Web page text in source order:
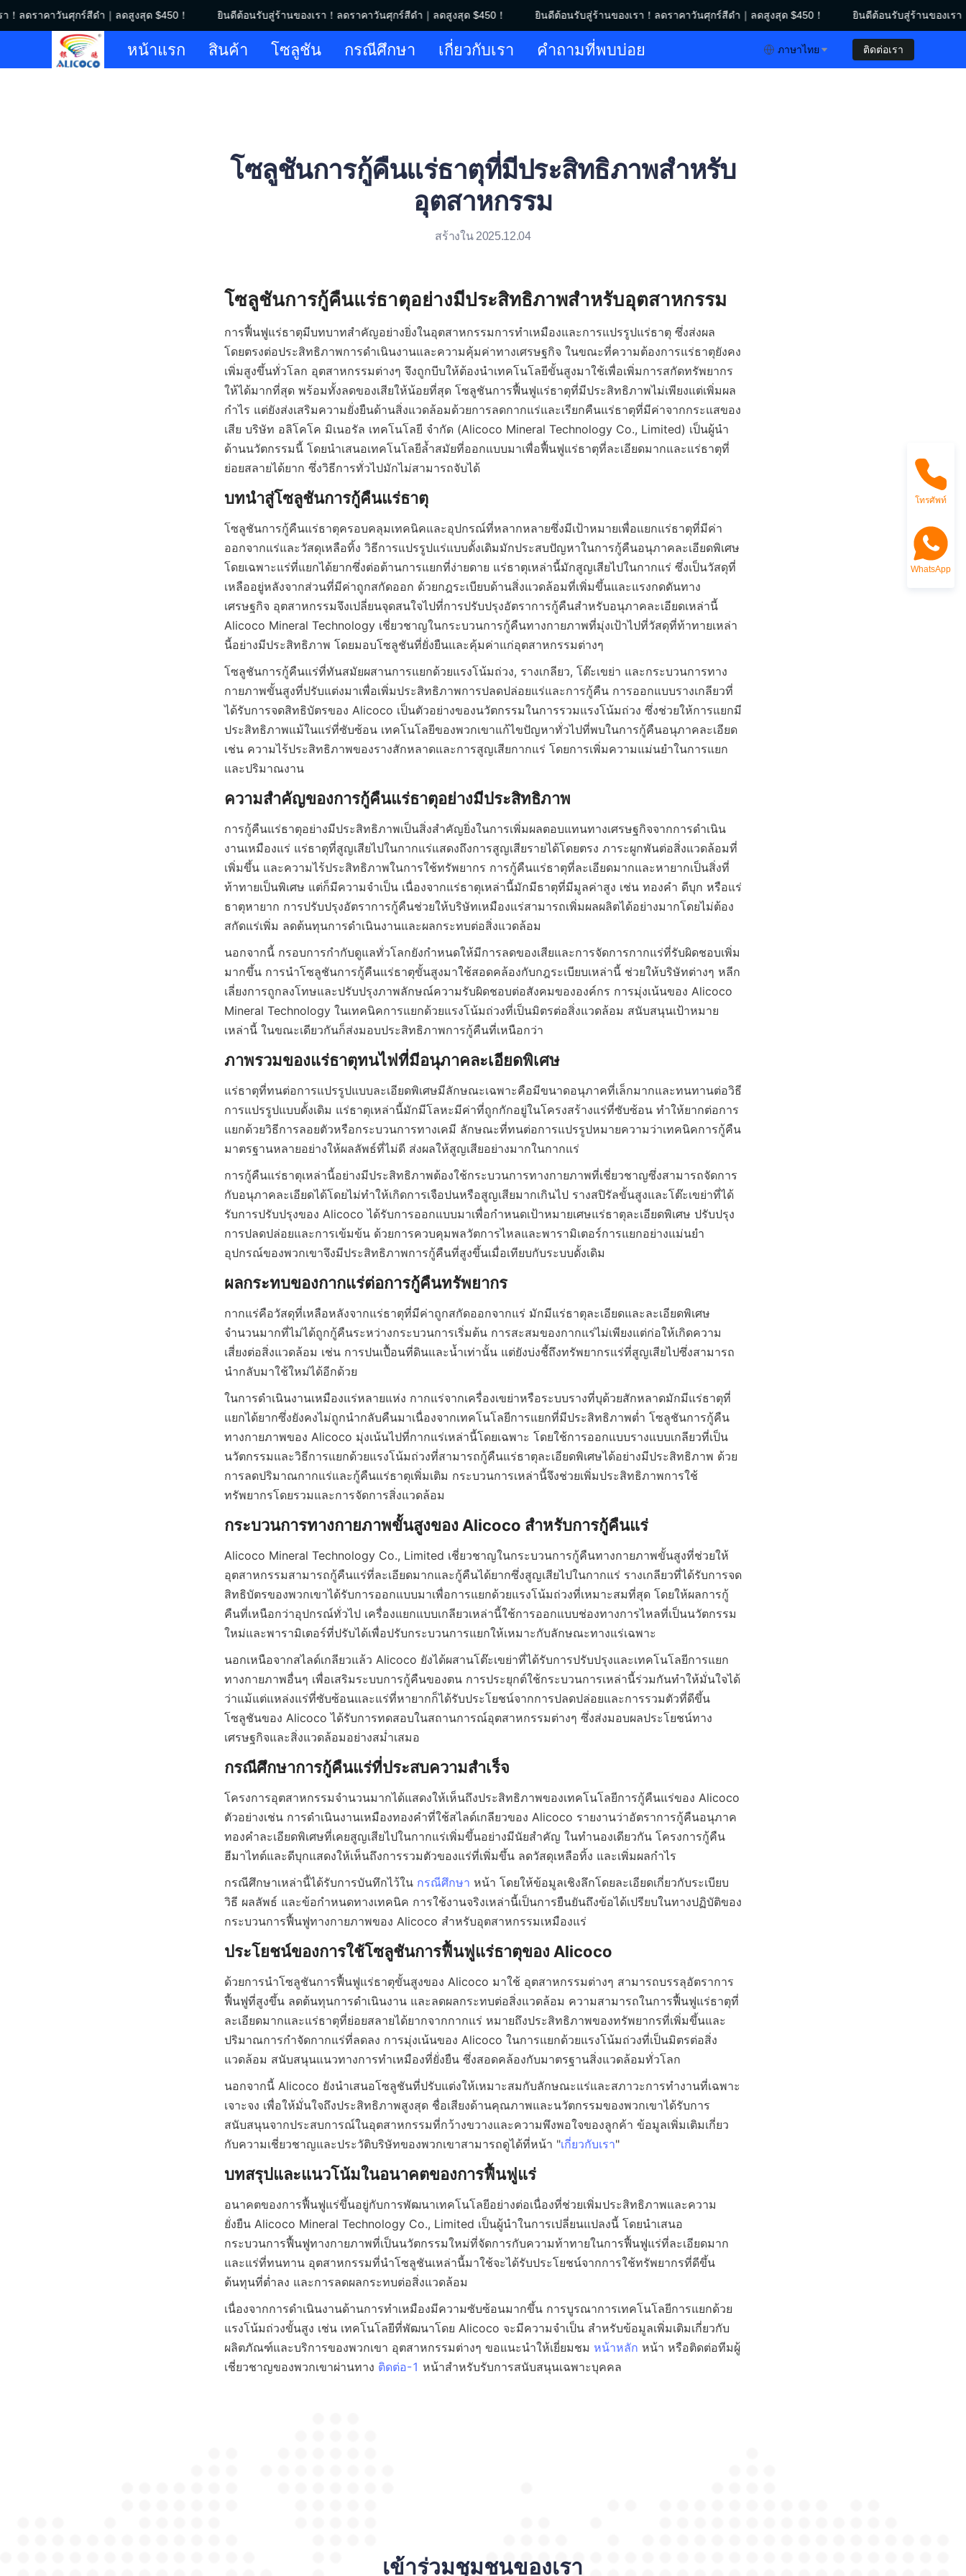
ลดราคาวันศุกร์สีดำ｜ลดสูงสุด $450！ ยินดีต้อนรับสู่ร้านของเรา！ลดราคาวันศุกร์สีดำ｜ลดสูงสุด $450！ ยินดีต้อนรับสู่ร้านของเรา！ลดราคาวันศุกร์สีดำ｜ลดสูงสุด $450！
ยินดีต้อนรับสู่ร้านของเรา
ยินดีต้อนรับสู่ร้านของเรา！ลดราคาวันศุกร์สีดำ｜ลดสูงสุด $450！
หน้าแรก สินค้า โซลูชัน กรณีศึกษา เกี่ยวกับเรา คำถามที่พบบ่อย ภาษาไทย ติดต่อเรา
โซลูชันการกู้คืนแร่ธาตุที่มีประสิทธิภาพสำหรับ
อุตสาหกรรม
สร้างใน 2025.12.04
การฟื้นฟูแร่ธาตุมีบทบาทสำคัญอย่างยิ่งในอุตสาหกรรมการทำเหมืองและการแปรรูปแร่ธาตุ ซึ่งส่งผล
โดยตรงต่อประสิทธิภาพการดำเนินงานและความคุ้มค่าทางเศรษฐกิจ ในขณะที่ความต้องการแร่ธาตุยังคง
เพิ่มสูงขึ้นทั่วโลก อุตสาหกรรมต่างๆ จึงถูกบีบให้ต้องนำเทคโนโลยีขั้นสูงมาใช้เพื่อเพิ่มการสกัดทรัพยากร
ให้ได้มากที่สุด พร้อมทั้งลดของเสียให้น้อยที่สุด โซลูชันการฟื้นฟูแร่ธาตุที่มีประสิทธิภาพไม่เพียงแต่เพิ่มผล
กำไร แต่ยังส่งเสริมความยั่งยืนด้านสิ่งแวดล้อมด้วยการลดกากแร่และเรียกคืนแร่ธาตุที่มีค่าจากกระแสของ
เสีย บริษัท อลิโคโค มิเนอรัล เทคโนโลยี จำกัด (Alicoco Mineral Technology Co., Limited) เป็นผู้นำ
ด้านนวัตกรรมนี้ โดยนำเสนอเทคโนโลยีล้ำสมัยที่ออกแบบมาเพื่อฟื้นฟูแร่ธาตุที่ละเอียดมากและแร่ธาตุที่
ย่อยสลายได้ยาก ซึ่งวิธีการทั่วไปมักไม่สามารถจับได้
โซลูชันการกู้คืนแร่ธาตุครอบคลุมเทคนิคและอุปกรณ์ที่หลากหลายซึ่งมีเป้าหมายเพื่อแยกแร่ธาตุที่มีค่า
ออกจากแร่และวัสดุเหลือทิ้ง วิธีการแปรรูปแร่แบบดั้งเดิมมักประสบปัญหาในการกู้คืนอนุภาคละเอียดพิเศษ
โดยเฉพาะแร่ที่แยกได้ยากซึ่งต่อต้านการแยกที่ง่ายดาย แร่ธาตุเหล่านี้มักสูญเสียไปในกากแร่ ซึ่งเป็นวัสดุที่
เหลืออยู่หลังจากส่วนที่มีค่าถูกสกัดออก ด้วยกฎระเบียบด้านสิ่งแวดล้อมที่เพิ่มขึ้นและแรงกดดันทาง
เศรษฐกิจ อุตสาหกรรมจึงเปลี่ยนจุดสนใจไปที่การปรับปรุงอัตราการกู้คืนสำหรับอนุภาคละเอียดเหล่านี้
Alicoco Mineral Technology เชี่ยวชาญในกระบวนการกู้คืนทางกายภาพที่มุ่งเป้าไปที่วัสดุที่ท้าทายเหล่า
นี้อย่างมีประสิทธิภาพ โดยมอบโซลูชันที่ยั่งยืนและคุ้มค่าแก่อุตสาหกรรมต่างๆ
โซลูชันการกู้คืนแร่ที่ทันสมัยผสานการแยกด้วยแรงโน้มถ่วง, รางเกลียว, โต๊ะเขย่า และกระบวนการทาง
กายภาพขั้นสูงที่ปรับแต่งมาเพื่อเพิ่มประสิทธิภาพการปลดปล่อยแร่และการกู้คืน การออกแบบรางเกลียวที่
ได้รับการจดสิทธิบัตรของ Alicoco เป็นตัวอย่างของนวัตกรรมในการรวมแรงโน้มถ่วง ซึ่งช่วยให้การแยกมี
ประสิทธิภาพแม้ในแร่ที่ซับซ้อน เทคโนโลยีของพวกเขาแก้ไขปัญหาทั่วไปที่พบในการกู้คืนอนุภาคละเอียด
เช่น ความไร้ประสิทธิภาพของรางสักหลาดและการสูญเสียกากแร่ โดยการเพิ่มความแม่นยำในการแยก
และปริมาณงาน
การกู้คืนแร่ธาตุอย่างมีประสิทธิภาพเป็นสิ่งสำคัญยิ่งในการเพิ่มผลตอบแทนทางเศรษฐกิจจากการดำเนิน
งานเหมืองแร่ แร่ธาตุที่สูญเสียไปในกากแร่แสดงถึงการสูญเสียรายได้โดยตรง ภาระผูกพันต่อสิ่งแวดล้อมที่
เพิ่มขึ้น และความไร้ประสิทธิภาพในการใช้ทรัพยากร การกู้คืนแร่ธาตุที่ละเอียดมากและหายากเป็นสิ่งที่
ท้าทายเป็นพิเศษ แต่ก็มีความจำเป็น เนื่องจากแร่ธาตุเหล่านี้มักมีธาตุที่มีมูลค่าสูง เช่น ทองคำ ดีบุก หรือแร่
ธาตุหายาก การปรับปรุงอัตราการกู้คืนช่วยให้บริษัทเหมืองแร่สามารถเพิ่มผลผลิตได้อย่างมากโดยไม่ต้อง
สกัดแร่เพิ่ม ลดต้นทุนการดำเนินงานและผลกระทบต่อสิ่งแวดล้อม
นอกจากนี้ กรอบการกำกับดูแลทั่วโลกยังกำหนดให้มีการลดของเสียและการจัดการกากแร่ที่รับผิดชอบเพิ่ม
มากขึ้น การนำโซลูชันการกู้คืนแร่ธาตุขั้นสูงมาใช้สอดคล้องกับกฎระเบียบเหล่านี้ ช่วยให้บริษัทต่างๆ หลีก
เลี่ยงการถูกลงโทษและปรับปรุงภาพลักษณ์ความรับผิดชอบต่อสังคมขององค์กร การมุ่งเน้นของ Alicoco
Mineral Technology ในเทคนิคการแยกด้วยแรงโน้มถ่วงที่เป็นมิตรต่อสิ่งแวดล้อม สนับสนุนเป้าหมาย
แร่ธาตุที่ทนต่อการแปรรูปแบบละเอียดพิเศษมีลักษณะเฉพาะคือมีขนาดอนุภาคที่เล็กมากและทนทานต่อวิธี
การแปรรูปแบบดั้งเดิม แร่ธาตุเหล่านี้มักมีโลหะมีค่าที่ถูกกักอยู่ในโครงสร้างแร่ที่ซับซ้อน ทำให้ยากต่อการ
แยกด้วยวิธีการลอยตัวหรือกระบวนการทางเคมี ลักษณะที่ทนต่อการแปรรูปหมายความว่าเทคนิคการกู้คืน
การกู้คืนแร่ธาตุเหล่านี้อย่างมีประสิทธิภาพต้องใช้กระบวนการทางกายภาพที่เชี่ยวชาญซึ่งสามารถจัดการ
กับอนุภาคละเอียดได้โดยไม่ทำให้เกิดการเจือปนหรือสูญเสียมากเกินไป รางสปิรัลขั้นสูงและโต๊ะเขย่าที่ได้
รับการปรับปรุงของ Alicoco ได้รับการออกแบบมาเพื่อกำหนดเป้าหมายเศษแร่ธาตุละเอียดพิเศษ ปรับปรุง
การปลดปล่อยและการเข้มข้น ด้วยการควบคุมพลวัตการไหลและพารามิเตอร์การแยกอย่างแม่นยำ
กากแร่คือวัสดุที่เหลือหลังจากแร่ธาตุที่มีค่าถูกสกัดออกจากแร่ มักมีแร่ธาตุละเอียดและละเอียดพิเศษ
จำนวนมากที่ไม่ได้ถูกกู้คืนระหว่างกระบวนการเริ่มต้น การสะสมของกากแร่ไม่เพียงแต่ก่อให้เกิดความ
เสี่ยงต่อสิ่งแวดล้อม เช่น การปนเปื้อนที่ดินและน้ำเท่านั้น แต่ยังบ่งชี้ถึงทรัพยากรแร่ที่สูญเสียไปซึ่งสามารถ
ในการดำเนินงานเหมืองแร่หลายแห่ง กากแร่จากเครื่องเขย่าหรือระบบรางที่บุด้วยสักหลาดมักมีแร่ธาตุที่
แยกได้ยากซึ่งยังคงไม่ถูกนำกลับคืนมาเนื่องจากเทคโนโลยีการแยกที่มีประสิทธิภาพต่ำ โซลูชันการกู้คืน
ทางกายภาพของ Alicoco มุ่งเน้นไปที่กากแร่เหล่านี้โดยเฉพาะ โดยใช้การออกแบบรางแบบเกลียวที่เป็น
นวัตกรรมและวิธีการแยกด้วยแรงโน้มถ่วงที่สามารถกู้คืนแร่ธาตุละเอียดพิเศษได้อย่างมีประสิทธิภาพ ด้วย
การลดปริมาณกากแร่และกู้คืนแร่ธาตุเพิ่มเติม กระบวนการเหล่านี้จึงช่วยเพิ่มประสิทธิภาพการใช้
ทรัพยากรโดยรวมและการจัดการสิ่งแวดล้อม
Alicoco Mineral Technology Co., Limited เชี่ยวชาญในกระบวนการกู้คืนทางกายภาพขั้นสูงที่ช่วยให้
อุตสาหกรรมสามารถกู้คืนแร่ที่ละเอียดมากและกู้คืนได้ยากซึ่งสูญเสียไปในกากแร่ รางเกลียวที่ได้รับการจด
สิทธิบัตรของพวกเขาได้รับการออกแบบมาเพื่อการแยกด้วยแรงโน้มถ่วงที่เหมาะสมที่สุด โดยให้ผลการกู้
คืนที่เหนือกว่าอุปกรณ์ทั่วไป เครื่องแยกแบบเกลียวเหล่านี้ใช้การออกแบบช่องทางการไหลที่เป็นนวัตกรรม
นอกเหนือจากสไลด์เกลียวแล้ว Alicoco ยังได้ผสานโต๊ะเขย่าที่ได้รับการปรับปรุงและเทคโนโลยีการแยก
ทางกายภาพอื่นๆ เพื่อเสริมระบบการกู้คืนของตน การประยุกต์ใช้กระบวนการเหล่านี้ร่วมกันทำให้มั่นใจได้
ว่าแม้แต่แหล่งแร่ที่ซับซ้อนและแร่ที่หายากก็ได้รับประโยชน์จากการปลดปล่อยและการรวมตัวที่ดีขึ้น
โซลูชันของ Alicoco ได้รับการทดสอบในสถานการณ์อุตสาหกรรมต่างๆ ซึ่งส่งมอบผลประโยชน์ทาง
โครงการอุตสาหกรรมจำนวนมากได้แสดงให้เห็นถึงประสิทธิภาพของเทคโนโลยีการกู้คืนแร่ของ Alicoco
ตัวอย่างเช่น การดำเนินงานเหมืองทองคำที่ใช้สไลด์เกลียวของ Alicoco รายงานว่าอัตราการกู้คืนอนุภาค
ทองคำละเอียดพิเศษที่เคยสูญเสียไปในกากแร่เพิ่มขึ้นอย่างมีนัยสำคัญ ในทำนองเดียวกัน โครงการกู้คืน
กรณีศึกษาเหล่านี้ได้รับการบันทึกไว้ใน กรณีศึกษา หน้า โดยให้ข้อมูลเชิงลึกโดยละเอียดเกี่ยวกับระเบียบ
วิธี ผลลัพธ์ และข้อกำหนดทางเทคนิค การใช้งานจริงเหล่านี้เป็นการยืนยันถึงข้อได้เปรียบในทางปฏิบัติของ
ด้วยการนำโซลูชันการฟื้นฟูแร่ธาตุขั้นสูงของ Alicoco มาใช้ อุตสาหกรรมต่างๆ สามารถบรรลุอัตราการ
ฟื้นฟูที่สูงขึ้น ลดต้นทุนการดำเนินงาน และลดผลกระทบต่อสิ่งแวดล้อม ความสามารถในการฟื้นฟูแร่ธาตุที่
ละเอียดมากและแร่ธาตุที่ย่อยสลายได้ยากจากกากแร่ หมายถึงประสิทธิภาพของทรัพยากรที่เพิ่มขึ้นและ
ปริมาณการกำจัดกากแร่ที่ลดลง การมุ่งเน้นของ Alicoco ในการแยกด้วยแรงโน้มถ่วงที่เป็นมิตรต่อสิ่ง
นอกจากนี้ Alicoco ยังนำเสนอโซลูชันที่ปรับแต่งให้เหมาะสมกับลักษณะแร่และสภาวะการทำงานที่เฉพาะ
เจาะจง เพื่อให้มั่นใจถึงประสิทธิภาพสูงสุด ชื่อเสียงด้านคุณภาพและนวัตกรรมของพวกเขาได้รับการ
สนับสนุนจากประสบการณ์ในอุตสาหกรรมที่กว้างขวางและความพึงพอใจของลูกค้า ข้อมูลเพิ่มเติมเกี่ยว
กับความเชี่ยวชาญและประวัติบริษัทของพวกเขาสามารถดูได้ที่หน้า "เกี่ยวกับเรา
อนาคตของการฟื้นฟูแร่ขึ้นอยู่กับการพัฒนาเทคโนโลยีอย่างต่อเนื่องที่ช่วยเพิ่มประสิทธิภาพและความ
ยั่งยืน Alicoco Mineral Technology Co., Limited เป็นผู้นำในการเปลี่ยนแปลงนี้ โดยนำเสนอ
กระบวนการฟื้นฟูทางกายภาพที่เป็นนวัตกรรมใหม่ที่จัดการกับความท้าทายในการฟื้นฟูแร่ที่ละเอียดมาก
และแร่ที่ทนทาน อุตสาหกรรมที่นำโซลูชันเหล่านี้มาใช้จะได้รับประโยชน์จากการใช้ทรัพยากรที่ดีขึ้น
เนื่องจากการดำเนินงานด้านการทำเหมืองมีความซับซ้อนมากขึ้น การบูรณาการเทคโนโลยีการแยกด้วย
แรงโน้มถ่วงขั้นสูง เช่น เทคโนโลยีที่พัฒนาโดย Alicoco จะมีความจำเป็น สำหรับข้อมูลเพิ่มเติมเกี่ยวกับ
ผลิตภัณฑ์และบริการของพวกเขา อุตสาหกรรมต่างๆ ขอแนะนำให้เยี่ยมชม หน้าหลัก หน้า หรือติดต่อทีมผู้
เชี่ยวชาญของพวกเขาผ่านทาง ติดต่อ-1
เข้าร่วมชุมชนของเรา
โทรศัพท์
WhatsApp